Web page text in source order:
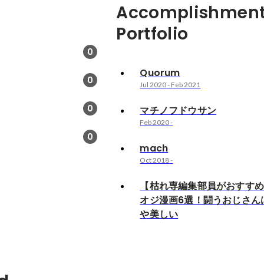
0
0
0
0
Portfolio
Quorum
Jul 2020- Feb 2021
マチノフドウサン
Feb 2020-
mach
Oct 2018-
【枯れ専編集部員がおすす
オジ漫画6選！闘うおじさん
や美しい